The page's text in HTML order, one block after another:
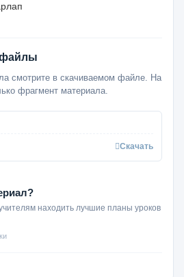
смотрите в скачиваемом файле. На
фрагмент материала.
Скачать
находить лучшие планы уроков